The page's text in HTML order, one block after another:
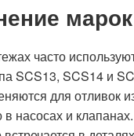
часто
SCS13, SCS14 и
для отливок
насосах и клапанах.